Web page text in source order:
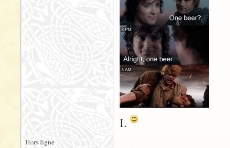
I.
Hors ligne